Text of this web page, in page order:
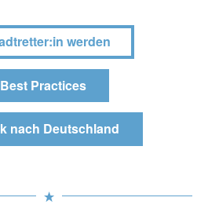
werden
Best Practices
nach Deutschland